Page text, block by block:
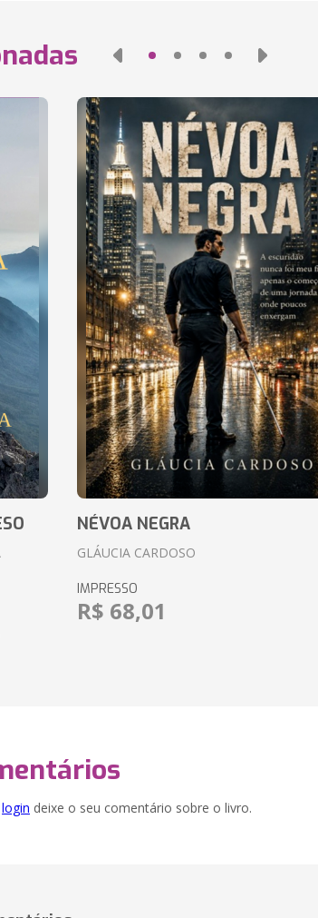
NÉVOA NEGRA
GLÁUCIA CARDOSO
IMPRESSO
R$ 68,01
login deixe o seu comentário sobre o livro.